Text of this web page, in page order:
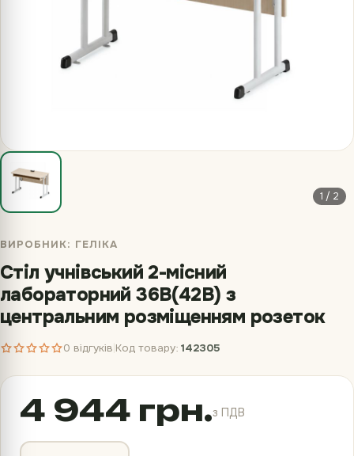
1 / 2
ВИРОБНИК: ГЕЛІКА
Стіл учнівський 2-місний
лабораторний 36В(42В) з
центральним розміщенням розеток
0 відгуків Код товару: 142305
4 944 грн.з ПДВ